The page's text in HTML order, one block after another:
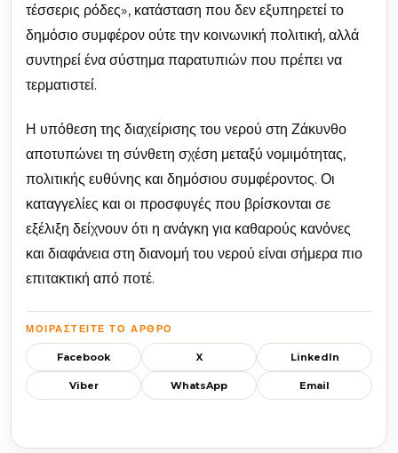
τέσσερις ρόδες», κατάσταση που δεν εξυπηρετεί το
δημόσιο συμφέρον ούτε την κοινωνική πολιτική, αλλά
συντηρεί ένα σύστημα παρατυπιών που πρέπει να
τερματιστεί.
Η υπόθεση της διαχείρισης του νερού στη Ζάκυνθο
αποτυπώνει τη σύνθετη σχέση μεταξύ νομιμότητας,
πολιτικής ευθύνης και δημόσιου συμφέροντος. Οι
καταγγελίες και οι προσφυγές που βρίσκονται σε
εξέλιξη δείχνουν ότι η ανάγκη για καθαρούς κανόνες
και διαφάνεια στη διανομή του νερού είναι σήμερα πιο
επιτακτική από ποτέ.
ΜΟΙΡΑΣΤΕΊΤΕ ΤΟ ΆΡΘΡΟ
Facebook X LinkedIn
Viber WhatsApp Email